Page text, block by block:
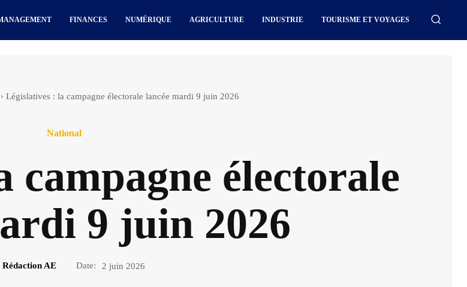
FINANCES NUMÉRIQUE AGRICULTURE INDUSTRIE TOURISME ET VOYAGES
Législatives : la campagne électorale lancée mardi 9 juin 2026
National
campagne électorale
9 juin 2026
Rédaction AE Date: 2 juin 2026